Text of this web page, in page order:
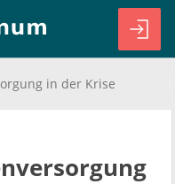
in der Krise